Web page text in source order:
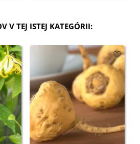
V TEJ ISTEJ KATEGÓRII: